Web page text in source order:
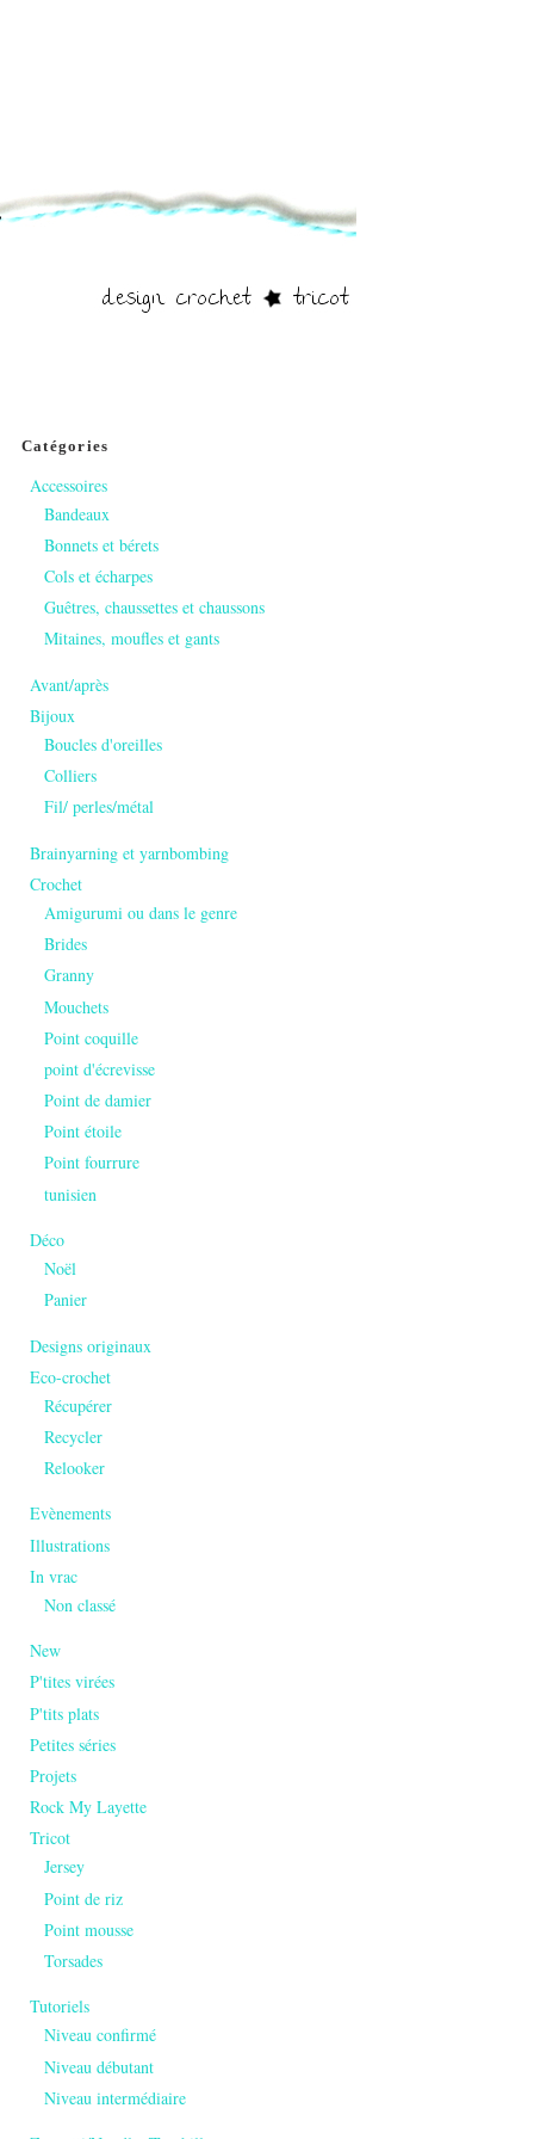
Catégories
Accessoires
Bandeaux
Bonnets et bérets
Cols et écharpes
Guêtres, chaussettes et chaussons
Mitaines, moufles et gants
Avant/après
Bijoux
Boucles d'oreilles
Colliers
Fil/ perles/métal
Brainyarning et yarnbombing
Crochet
Amigurumi ou dans le genre
Brides
Granny
Mouchets
Point coquille
point d'écrevisse
Point de damier
Point étoile
Point fourrure
tunisien
Déco
Noël
Panier
Designs originaux
Eco-crochet
Récupérer
Recycler
Relooker
Evènements
Illustrations
In vrac
Non classé
New
P'tites virées
P'tits plats
Petites séries
Projets
Rock My Layette
Tricot
Jersey
Point de riz
Point mousse
Torsades
Tutoriels
Niveau confirmé
Niveau débutant
Niveau intermédiaire